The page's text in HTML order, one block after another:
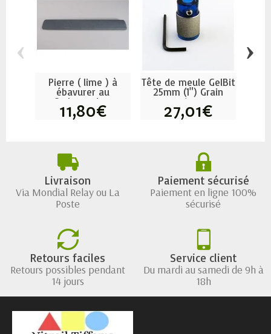
Pierre ( lime ) à
ébavurer au
Carborundum
11,80€
Tête de meule GelBit
25mm (1") Grain
extra...
27,01€
‹ ›
Livraison
Via Mondial Relay ou La
Poste
Paiement sécurisé
Paiement en ligne 100%
sécurisé
Retours faciles
Retours possibles pendant
14 jours
Service client
Du mardi au samedi de 9h à
18h